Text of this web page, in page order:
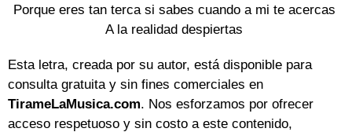
Porque eres tan terca si sabes cuando a mi te acercas
Esta letra, creada por su autor, está disponible para
consulta gratuita y sin fines comerciales en
TirameLaMusica.com. Nos esforzamos por ofrecer
acceso respetuoso y sin costo a este contenido,